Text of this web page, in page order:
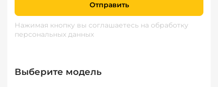
Отправить
Нажимая кнопку вы соглашаетесь на обработку
персональных данных
Выберите модель